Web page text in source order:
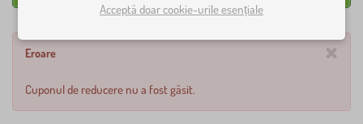
×
Eroare
Cuponul de reducere nu a fost găsit.
Acceptă doar cookie-urile esențiale